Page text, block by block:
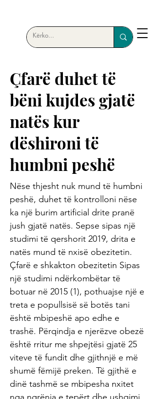
Çfarë duhet të
bëni kujdes gjatë
natës kur
dëshironi të
humbni peshë
Nëse thjesht nuk mund të humbni
peshë, duhet të kontrolloni nëse
ka një burim artificial drite pranë
jush gjatë natës. Sepse sipas një
studimi të qershorit 2019, drita e
natës mund të nxisë obezitetin.
Çfarë e shkakton obezitetin Sipas
një studimi ndërkombëtar të
botuar në 2015 (1), pothuajse një e
treta e popullsisë së botës tani
është mbipeshë apo edhe e
trashë. Përqindja e njerëzve obezë
është rritur me shpejtësi gjatë 25
viteve të fundit dhe gjithnjë e më
shumë fëmijë preken. Të gjithë e
dinë tashmë se mbipesha nxitet